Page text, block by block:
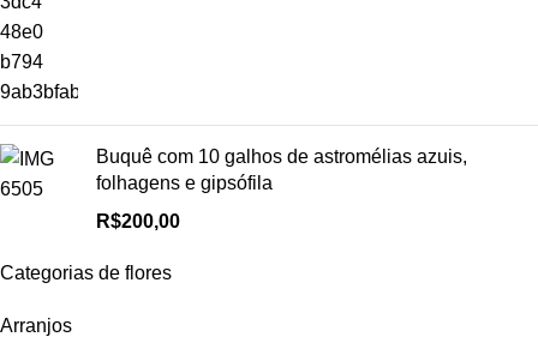
Buquê com 10 galhos de astromélias azuis,
folhagens e gipsófila
R$200,00
Categorias de flores
Arranjos